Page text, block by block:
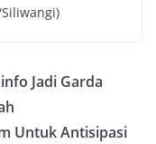
Jadi Garda
Untuk Antisipasi